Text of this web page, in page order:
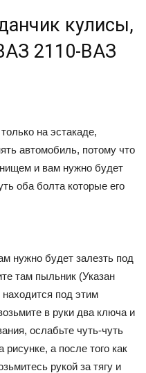
кулисы,
2110-ВАЗ
на эстакаде,
автомобиль, потому что
и вам нужно будет
оба болта которые его
нужно будет залезть под
там пыльник (Указан
под этим
в руки два ключа и
ослабьте чуть-чуть
рисунке, а после того как
рукой за тягу и